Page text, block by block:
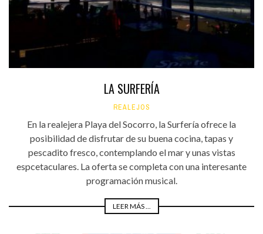
LA SURFERÍA
REALEJOS
En la realejera Playa del Socorro, la Surfería ofrece la
posibilidad de disfrutar de su buena cocina, tapas y
pescadito fresco, contemplando el mar y unas vistas
espcetaculares. La oferta se completa con una interesante
programación musical.
LEER MÁS ...